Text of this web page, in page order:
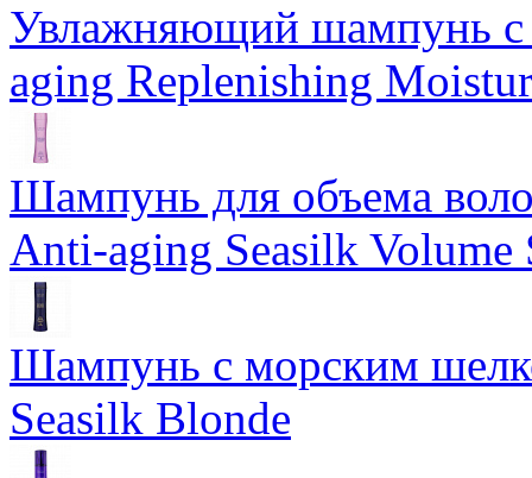
Увлажняющий шампунь
aging Replenishing
Шампунь для объема
Anti-aging Seasilk Volume
Шампунь с морским
Seasilk Blonde